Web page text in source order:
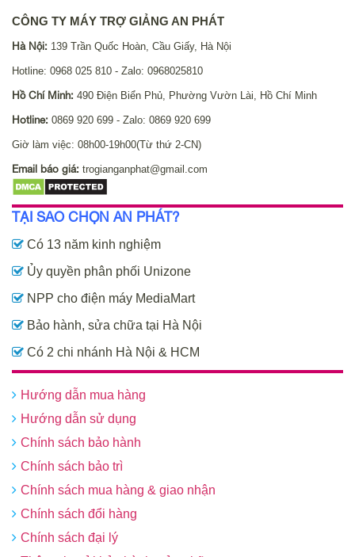
CÔNG TY MÁY TRỢ GIẢNG AN PHÁT
Hà Nội: 139 Trần Quốc Hoàn, Cầu Giấy, Hà Nội
Hotline: 0968 025 810 - Zalo: 0968025810
Hồ Chí Minh: 490 Điện Biển Phủ, Phường Vườn Lài, Hồ Chí Minh
Hotline: 0869 920 699 - Zalo: 0869 920 699
Giờ làm việc: 08h00-19h00(Từ thứ 2-CN)
Email báo giá: trogianganphat@gmail.com
TẠI SAO CHỌN AN PHÁT?
Có 13 năm kinh nghiệm
Ủy quyền phân phối Unizone
NPP cho điện máy MediaMart
Bảo hành, sửa chữa tại Hà Nội
Có 2 chi nhánh Hà Nội & HCM
Hướng dẫn mua hàng
Hướng dẫn sử dụng
Chính sách bảo hành
Chính sách bảo trì
Chính sách mua hàng & giao nhận
Chính sách đổi hàng
Chính sách đại lý